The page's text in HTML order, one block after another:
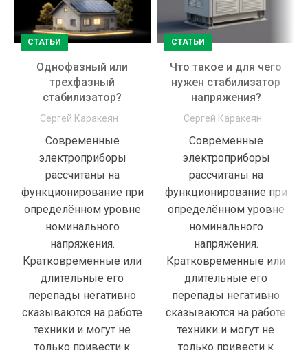
СТАТЬИ
Однофазный или
трехфазный
стабилизатор?
Сергей Каракеян
Cовременные
электроприборы
рассчитаны на
функционирование при
определённом уровне
номинального
напряжения.
Кратковременные или
длительные его
перепады негативно
сказываются на работе
техники и могут не
только привести к
СТАТЬИ
Что такое и для чего
нужен стабилизатор
напряжения?
Сергей Каракеян
Cовременные
электроприборы
рассчитаны на
функционирование при
определённом уровне
номинального
напряжения.
Кратковременные или
длительные его
перепады негативно
сказываются на работе
техники и могут не
только привести к